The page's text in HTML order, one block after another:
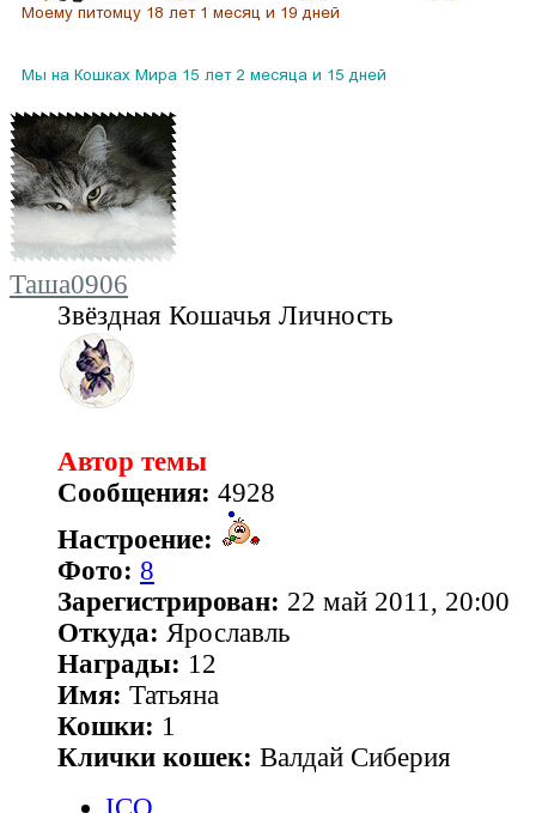
Таша0906
Звёздная Кошачья Личность
Автор темы
Сообщения: 4928
Настроение:
Фото: 8
Зарегистрирован: 22 май 2011, 20:00
Откуда: Ярославль
Награды: 12
Имя: Татьяна
Кошки: 1
Клички кошек: Валдай Сиберия